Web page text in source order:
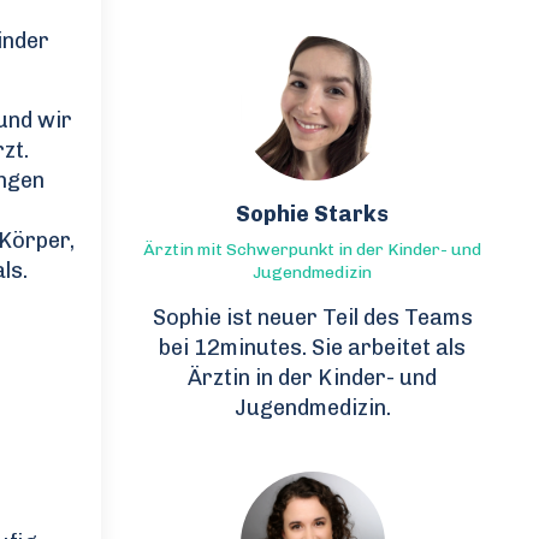
wir
Sophie Starks
Ärztin mit Schwerpunkt in der Kinder- und
Jugendmedizin
Sophie ist neuer Teil des Teams
bei 12minutes. Sie arbeitet als
Ärztin in der Kinder- und
Jugendmedizin.